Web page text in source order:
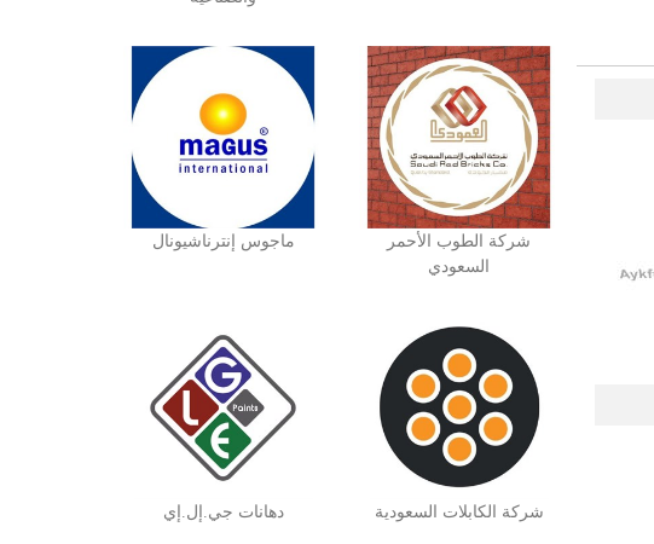
شركة الطوب الأحمر
السعودي
ماجوس إنترناشيونال
شركة الكابلات السعودية دهانات جي.إل.إي